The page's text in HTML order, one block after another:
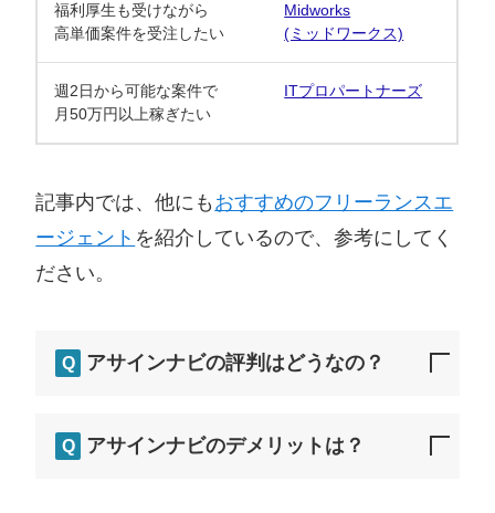
福利厚生も受けながら
高単価案件を受注したい
Midworks
(ミッドワークス)
週2日から可能な案件で
月50万円以上稼ぎたい
ITプロパートナーズ
記事内では、他にも おすすめのフリーランスエ
ージェント を紹介しているので、参考にしてく
ださい。
Q アサインナビの評判はどうなの？
Q アサインナビのデメリットは？